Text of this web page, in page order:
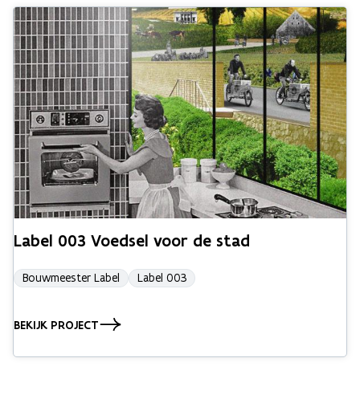
Label 003 Voedsel voor de stad
Bouwmeester Label Label 003
BEKIJK PROJECT